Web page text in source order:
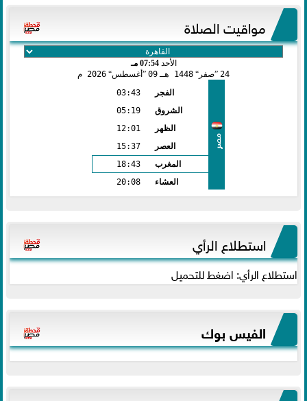
مواقيت الصلاة
الأحد07:54 مـ
24 صفر 1448 هـ 09 أغسطس 2026 م
مصر
الفجر
03:43
الشروق
05:19
الظهر
12:01
العصر
15:37
المغرب
18:43
العشاء
20:08
استطلاع الرأي
استطلاع الرأي: اضغط للتحميل
الفيس بوك